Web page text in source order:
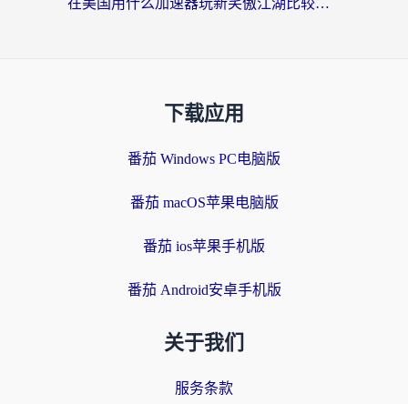
在美国用什么加速器玩新笑傲江湖比较好一点？海外玩家亲测的靠谱方案
下载应用
番茄 Windows PC电脑版
番茄 macOS苹果电脑版
番茄 ios苹果手机版
番茄 Android安卓手机版
关于我们
服务条款